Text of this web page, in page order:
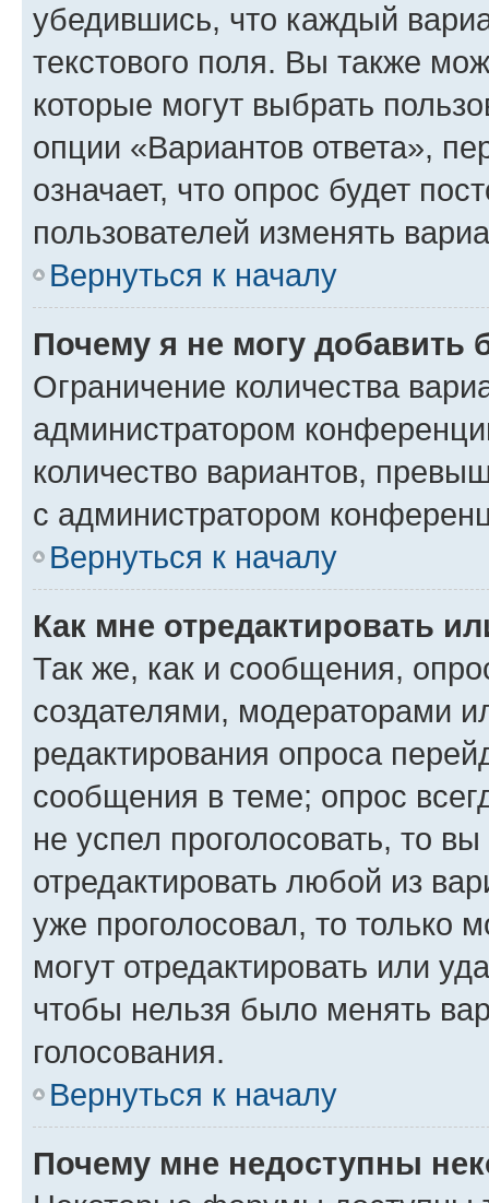
убедившись, что каждый
текстового поля. Вы также
которые могут выбрать
опции «Вариантов ответа»,
означает, что опрос будет
пользователей изменять
Вернуться к началу
Почему я не могу добавить
Ограничение количества
администратором
количество вариантов,
с администратором
Вернуться к началу
Как мне отредактировать
Так же, как и сообщения,
создателями, модераторами
редактирования опроса
сообщения в теме; опрос
не успел проголосовать, то
отредактировать любой из
уже проголосовал, то только
могут отредактировать или
чтобы нельзя было менять
голосования.
Вернуться к началу
Почему мне недоступны